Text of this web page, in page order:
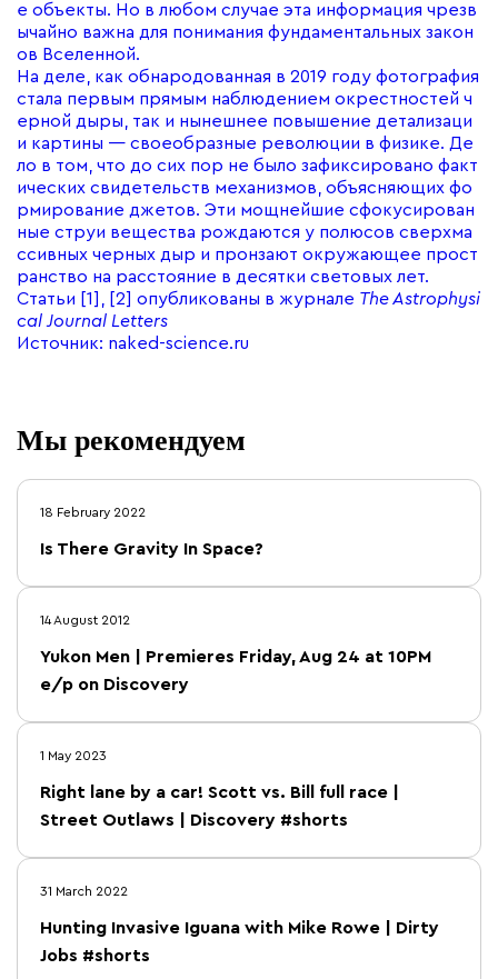
е объекты. Но в любом случае эта информация чрезв
ычайно важна для понимания фундаментальных закон
ов Вселенной.
На деле, как обнародованная в 2019 году фотография
стала первым прямым наблюдением окрестностей ч
ерной дыры, так и нынешнее повышение детализаци
и картины — своеобразные революции в физике. Де
ло в том, что до сих пор не было зафиксировано факт
ических свидетельств механизмов, объясняющих фо
рмирование джетов. Эти мощнейшие сфокусирован
ные струи вещества рождаются у полюсов сверхма
ссивных черных дыр и пронзают окружающее прост
ранство на расстояние в десятки световых лет.
Статьи [1], [2] опубликованы в журнале The Astrophysi
cal Journal Letters
Источник: naked-science.ru
Мы рекомендуем
18 February 2022
Is There Gravity In Space?
14 August 2012
Yukon Men | Premieres Friday, Aug 24 at 10PM
e/p on Discovery
1 May 2023
Right lane by a car! Scott vs. Bill full race |
Street Outlaws | Discovery #shorts
31 March 2022
Hunting Invasive Iguana with Mike Rowe | Dirty
Jobs #shorts